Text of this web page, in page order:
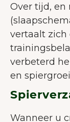
Over tijd,
vertaalt zich
verbeterd
en
Wanneer u